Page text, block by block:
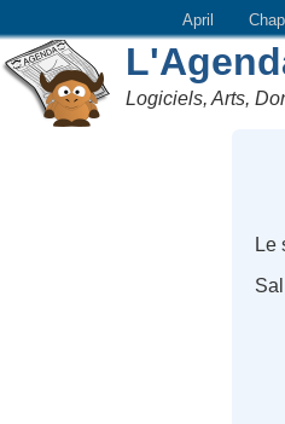
April
Logiciels, Arts,
Le